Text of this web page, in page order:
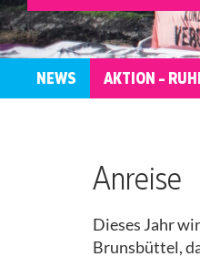
NEWS AKTION –
PRESSESPIEGEL
BARRIEREN
KONTAKT
ARBEITSGRUPPEN
Anreise
Dieses Jahr
Brunsbüttel,